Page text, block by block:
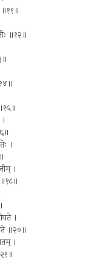
॥१२॥
।
।
।
॥२०॥
।